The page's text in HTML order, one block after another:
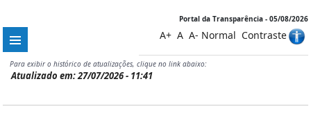
Portal da Transparência - 05/08/2026
A+ A A- Normal Contraste
Para exibir o histórico de atualizações, clique no link abaixo:
Atualizado em: 27/07/2026 - 11:41